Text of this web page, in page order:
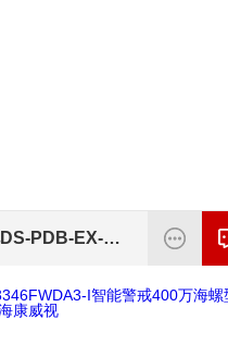
海康威视DS-PDB-EX-WBKT室外探测器配件